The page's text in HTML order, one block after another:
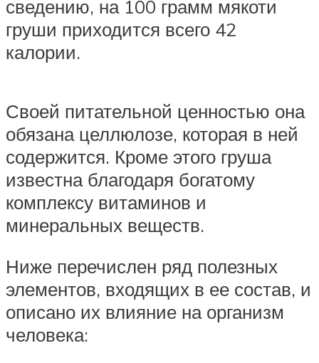
сведению, на 100 грамм мякоти
груши приходится всего 42
калории.
Своей питательной ценностью она
обязана целлюлозе, которая в ней
содержится. Кроме этого груша
известна благодаря богатому
комплексу витаминов и
минеральных веществ.
Ниже перечислен ряд полезных
элементов, входящих в ее состав, и
описано их влияние на организм
человека: